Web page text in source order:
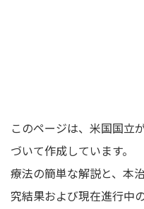
このページは、米国国立
づいて作成しています。
療法の簡単な解説と、本
究結果および現在進行中